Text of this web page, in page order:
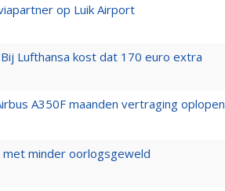
op Luik Airport
Lufthansa kost dat 170 euro extra
A350F maanden vertraging oplopen
met minder oorlogsgeweld